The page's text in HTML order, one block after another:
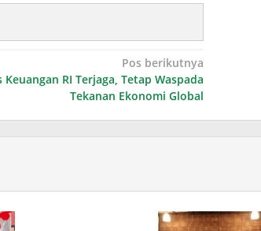
Pos berikutnya
RI Terjaga, Tetap Waspada
Tekanan Ekonomi Global